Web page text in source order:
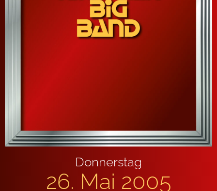
Donnerstag
26. Mai 2005